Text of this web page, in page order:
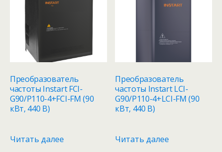
Преобразователь
частоты Instart FCI-
G90/P110-4+FCI-FM (90
кВт, 440 В)
Читать далее
Преобразователь
частоты Instart LCI-
G90/P110-4+LCI-FM (90
кВт, 440 В)
Читать далее